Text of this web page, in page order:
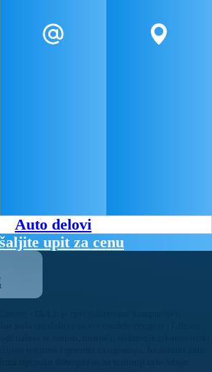
Auto delovi
upit za cenu